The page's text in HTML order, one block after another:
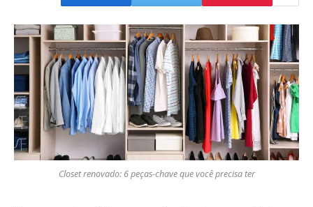
Closet renovado: 6 peças-chave que você precisa ter